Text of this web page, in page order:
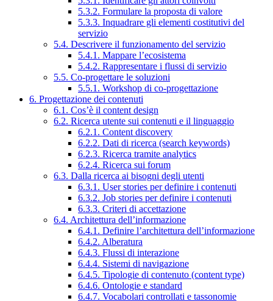
5.3.2. Formulare la proposta di valore
5.3.3. Inquadrare gli elementi costitutivi del
servizio
5.4. Descrivere il funzionamento del servizio
5.4.1. Mappare l’ecosistema
5.4.2. Rappresentare i flussi di servizio
5.5. Co-progettare le soluzioni
5.5.1. Workshop di co-progettazione
6. Progettazione dei contenuti
6.1. Cos’è il content design
6.2. Ricerca utente sui contenuti e il linguaggio
6.2.1. Content discovery
6.2.2. Dati di ricerca (search keywords)
6.2.3. Ricerca tramite analytics
6.2.4. Ricerca sui forum
6.3. Dalla ricerca ai bisogni degli utenti
6.3.1. User stories per definire i contenuti
6.3.2. Job stories per definire i contenuti
6.3.3. Criteri di accettazione
6.4. Architettura dell’informazione
6.4.1. Definire l’architettura dell’informazione
6.4.2. Alberatura
6.4.3. Flussi di interazione
6.4.4. Sistemi di navigazione
6.4.5. Tipologie di contenuto (content type)
6.4.6. Ontologie e standard
6.4.7. Vocabolari controllati e tassonomie